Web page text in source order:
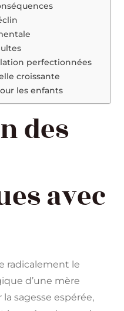
perfectionnées
croissante
les enfants
des
avec
radicalement le
d’une mère
sagesse espérée,